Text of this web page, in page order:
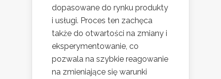
dopasowane do rynku produkty
i usługi. Proces ten zachęca
także do otwartości na zmiany i
eksperymentowanie, co
pozwala na szybkie reagowanie
na zmieniające się warunki